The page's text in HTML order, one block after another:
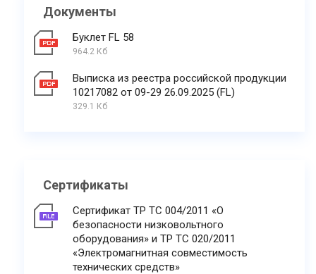
Документы
Буклет FL 58
964.2 Кб
Выписка из реестра российской продукции
10217082 от 09-29 26.09.2025 (FL)
329.1 Кб
Сертификаты
Сертификат ТР ТС 004/2011 «О
безопасности низковольтного
оборудования» и ТР ТС 020/2011
«Электромагнитная совместимость
технических средств»